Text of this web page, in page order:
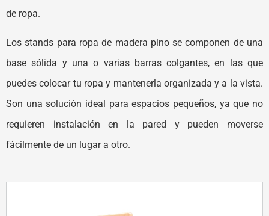
de ropa.
Los stands para ropa de madera pino se componen de una
base sólida y una o varias barras colgantes, en las que
puedes colocar tu ropa y mantenerla organizada y a la vista.
Son una solución ideal para espacios pequeños, ya que no
requieren instalación en la pared y pueden moverse
fácilmente de un lugar a otro.